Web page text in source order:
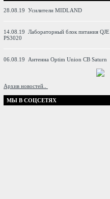
28.08.19 Усилители MIDLAND
14.08.19 Лабораторный блок питания QJE
PS3020
06.08.19 Антенна Optim Union CB Saturn
Архив новостей..
МЫ В СОЦСЕТЯХ